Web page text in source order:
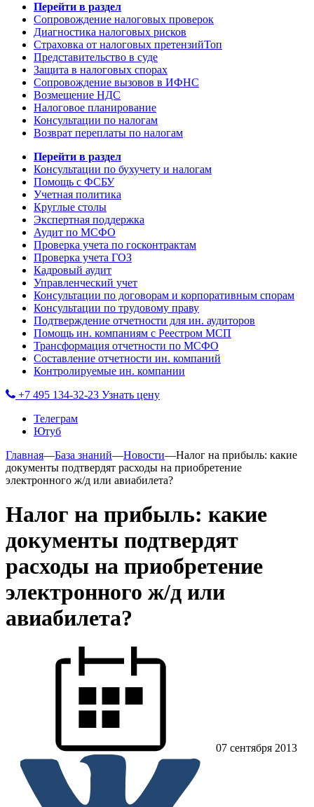
Перейти в раздел
Сопровождение налоговых проверок
Диагностика налоговых рисков
Страховка от налоговых претензийТоп
Представительство в суде
Защита в налоговых спорах
Сопровождение вызовов в ИФНС
Возмещение НДС
Налоговое планирование
Консультации по налогам
Возврат переплаты по налогам
Перейти в раздел
Консультации по бухучету и налогам
Помощь с ФСБУ
Учетная политика
Круглые столы
Экспертная поддержка
Аудит по МСФО
Проверка учета по госконтрактам
Проверка учета ГОЗ
Кадровый аудит
Управленческий учет
Консультации по договорам и корпоративным спорам
Консультации по трудовому праву
Подтверждение отчетности для ин. аудиторов
Помощь ин. компаниям с Реестром МСП
Трансформация отчетности по МСФО
Составление отчетности ин. компаний
Контролируемые ин. компании
+7 495 134-32-23 Узнать цену
Телеграм
Ютуб
Главная—База знаний—Новости—Налог на прибыль: какие
документы подтвердят расходы на приобретение
электронного ж/д или авиабилета?
Налог на прибыль: какие
документы подтвердят
расходы на приобретение
электронного ж/д или
авиабилета?
07 сентября 2013